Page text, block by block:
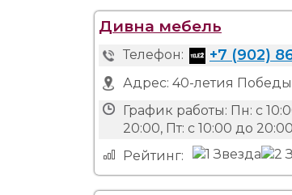
Дивна мебель
Телефон: +7 (902)
Адрес: 40-летия
График работы: Пн: с
20:00, Пт: с 10:00 до
Рейтинг: